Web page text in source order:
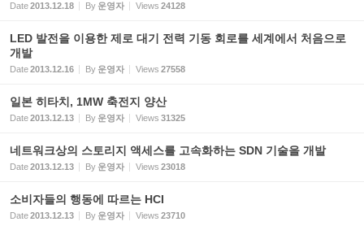
Date2013.12.18 By 운영자 Views 24128
LED 발전을 이용한 제로 대기 전력 기동 회로를 세계에서 처음으로
개발
Date2013.12.16 By 운영자 Views 27558
일본 히타치, 1MW 축전지 양산
Date2013.12.13 By 운영자 Views 31325
네트워크상의 스토리지 액세스를 고속화하는 SDN 기술을 개발
Date2013.12.13 By 운영자 Views 23018
소비자들의 행동에 따르는 HCI
Date2013.12.13 By 운영자 Views 23710